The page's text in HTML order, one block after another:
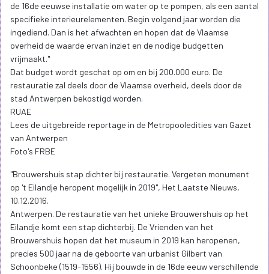
de 16de eeuwse installatie om water op te pompen, als een aantal
specifieke interieurelementen. Begin volgend jaar worden die
ingediend. Dan is het afwachten en hopen dat de Vlaamse
overheid de waarde ervan inziet en de nodige budgetten
vrijmaakt."
Dat budget wordt geschat op om en bij 200.000 euro. De
restauratie zal deels door de Vlaamse overheid, deels door de
stad Antwerpen bekostigd worden.
RUAE
Lees de uitgebreide reportage in de Metropooledities van Gazet
van Antwerpen
Foto's FRBE
"Brouwershuis stap dichter bij restauratie. Vergeten monument
op 't Eilandje heropent mogelijk in 2019", Het Laatste Nieuws,
10.12.2016.
Antwerpen. De restauratie van het unieke Brouwershuis op het
Eilandje komt een stap dichterbij. De Vrienden van het
Brouwershuis hopen dat het museum in 2019 kan heropenen,
precies 500 jaar na de geboorte van urbanist Gilbert van
Schoonbeke (1519-1556). Hij bouwde in de 16de eeuw verschillende